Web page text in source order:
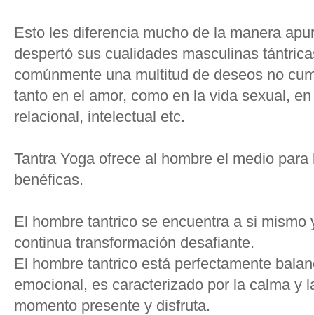
Esto les diferencia mucho de la manera
despertó sus cualidades masculinas
comúnmente una multitud de deseos no
tanto en el amor, como en la vida sexual,
relacional, intelectual etc.
Tantra Yoga ofrece al hombre el medio
benéficas.
El hombre tantrico se encuentra a si mismo
continua transformación desafiante.
El hombre tantrico está perfectamente
emocional, es caracterizado por la calma y
momento presente y disfruta.